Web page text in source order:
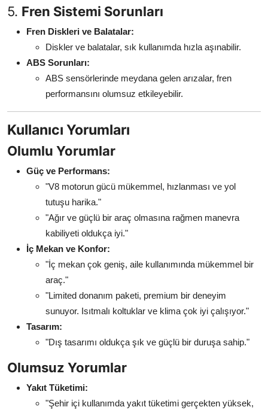
5. Fren Sistemi Sorunları
Fren Diskleri ve Balatalar:
Diskler ve balatalar, sık kullanımda hızla aşınabilir.
ABS Sorunları:
ABS sensörlerinde meydana gelen arızalar, fren
performansını olumsuz etkileyebilir.
Kullanıcı Yorumları
Olumlu Yorumlar
Güç ve Performans:
"V8 motorun gücü mükemmel, hızlanması ve yol
tutuşu harika."
"Ağır ve güçlü bir araç olmasına rağmen manevra
kabiliyeti oldukça iyi."
İç Mekan ve Konfor:
"İç mekan çok geniş, aile kullanımında mükemmel bir
araç."
"Limited donanım paketi, premium bir deneyim
sunuyor. Isıtmalı koltuklar ve klima çok iyi çalışıyor."
Tasarım:
"Dış tasarımı oldukça şık ve güçlü bir duruşa sahip."
Olumsuz Yorumlar
Yakıt Tüketimi:
"Şehir içi kullanımda yakıt tüketimi gerçekten yüksek,